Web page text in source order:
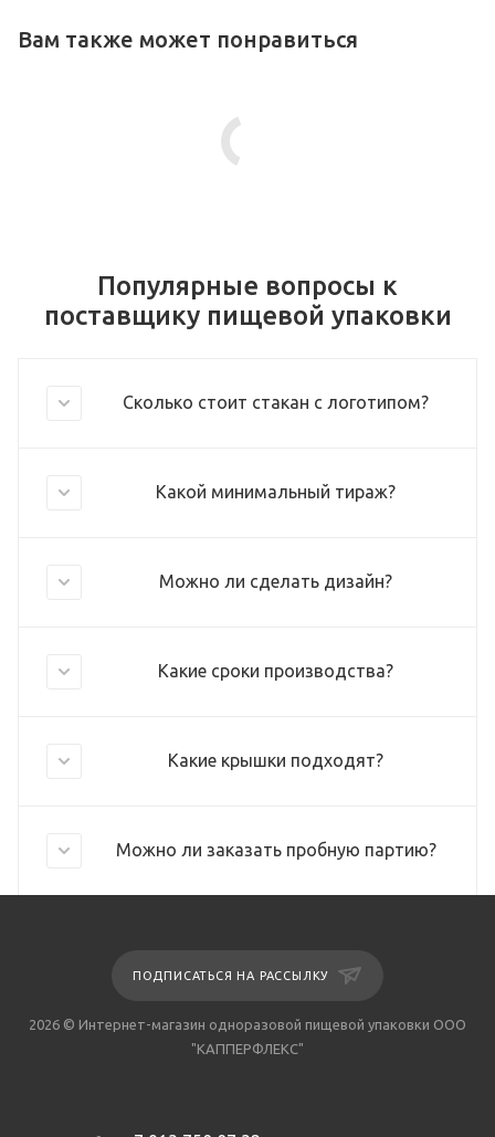
Вам также может понравиться
Популярные вопросы к
поставщику пищевой упаковки
Сколько стоит стакан с логотипом?
Какой минимальный тираж?
Можно ли сделать дизайн?
Какие сроки производства?
Какие крышки подходят?
Можно ли заказать пробную партию?
ПОДПИСАТЬСЯ НА РАССЫЛКУ
2026 © Интернет-магазин одноразовой пищевой упаковки ООО
"КАППЕРФЛЕКС"